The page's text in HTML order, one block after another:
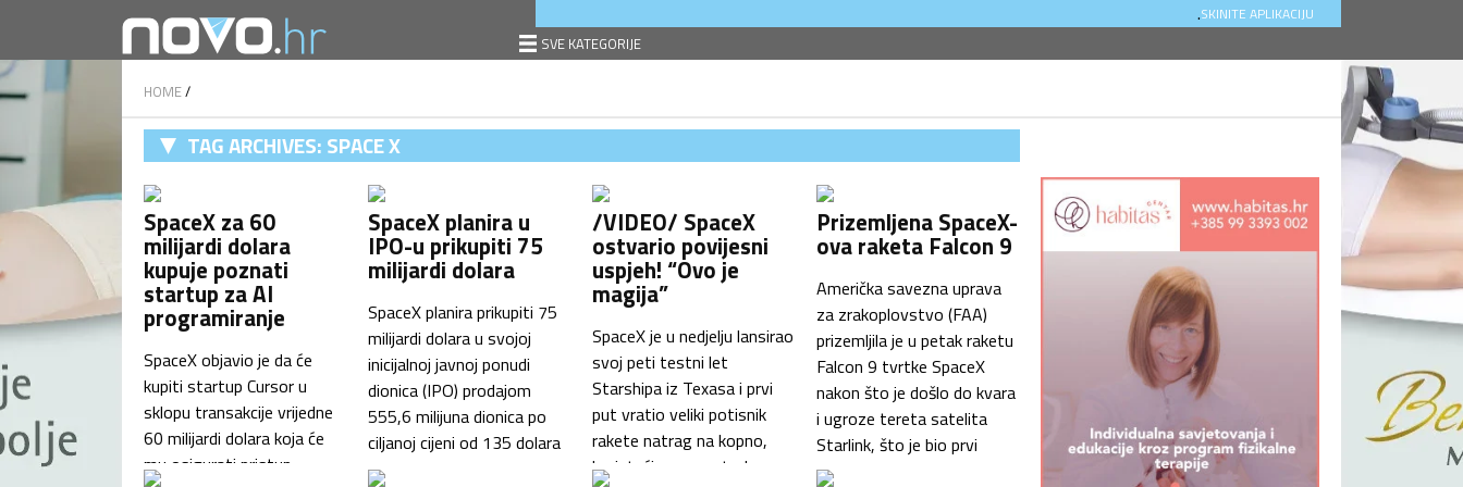
SKINITE APLIKACIJU
.
SVE KATEGORIJE
HOME/
TAG ARCHIVES: SPACE X
SpaceX za 60
milijardi dolara
kupuje poznati
startup za AI
programiranje
SpaceX objavio je da će
kupiti startup Cursor u
sklopu transakcije vrijedne
60 milijardi dolara koja će
mu osigurati pristup
SpaceX planira u
IPO-u prikupiti 75
milijardi dolara
SpaceX planira prikupiti 75
milijardi dolara u svojoj
inicijalnoj javnoj ponudi
dionica (IPO) prodajom
555,6 milijuna dionica po
ciljanoj cijeni od 135 dolara
po dionici, rekao je
/VIDEO/ SpaceX
ostvario povijesni
uspjeh! “Ovo je
magija”
SpaceX je u nedjelju lansirao
svoj peti testni let
Starshipa iz Texasa i prvi
put vratio veliki potisnik
rakete natrag na kopno,
koristeći novu metodu
Prizemljena SpaceX-
ova raketa Falcon 9
Američka savezna uprava
za zrakoplovstvo (FAA)
prizemljila je u petak raketu
Falcon 9 tvrtke SpaceX
nakon što je došlo do kvara
i ugroze tereta satelita
Starlink, što je bio prvi
neuspjeh u više od sedam